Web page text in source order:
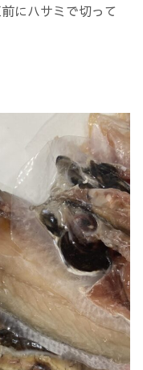
にハサミで切って